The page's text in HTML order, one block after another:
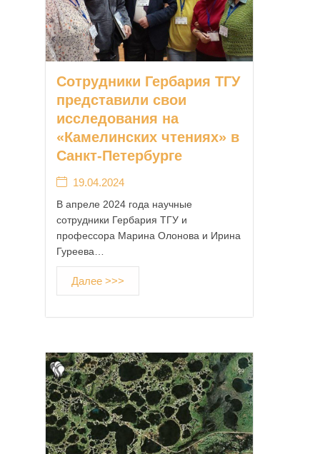
Сотрудники Гербария ТГУ
представили свои
исследования на
«Камелинских чтениях» в
Санкт-Петербурге
19.04.2024
В апреле 2024 года научные
сотрудники Гербария ТГУ и
профессора Марина Олонова и Ирина
Гуреева…
Далее >>>